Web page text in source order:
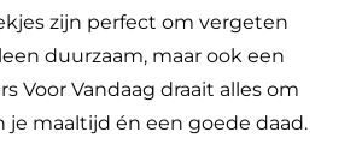
zijn perfect om vergeten
duurzaam, maar ook een
Voor Vandaag draait alles om
maaltijd én een goede daad.